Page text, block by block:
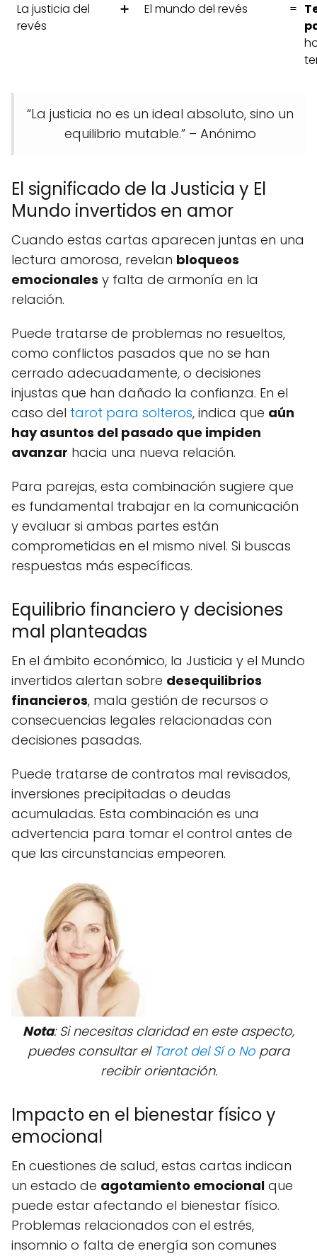
La justicia del
revés
➕ El mundo del revés =
“La justicia no es un ideal absoluto, sino un
equilibrio mutable.” – Anónimo
El significado de la Justicia y El
Mundo invertidos en amor
Cuando estas cartas aparecen juntas en una
lectura amorosa, revelan bloqueos
emocionales y falta de armonía en la
relación.
Puede tratarse de problemas no resueltos,
como conflictos pasados que no se han
cerrado adecuadamente, o decisiones
injustas que han dañado la confianza. En el
caso del tarot para solteros, indica que aún
hay asuntos del pasado que impiden
avanzar hacia una nueva relación.
Para parejas, esta combinación sugiere que
es fundamental trabajar en la comunicación
y evaluar si ambas partes están
comprometidas en el mismo nivel. Si buscas
respuestas más específicas.
Equilibrio financiero y decisiones
mal planteadas
En el ámbito económico, la Justicia y el Mundo
invertidos alertan sobre desequilibrios
financieros, mala gestión de recursos o
consecuencias legales relacionadas con
decisiones pasadas.
Puede tratarse de contratos mal revisados,
inversiones precipitadas o deudas
acumuladas. Esta combinación es una
advertencia para tomar el control antes de
que las circunstancias empeoren.
Nota: Si necesitas claridad en este aspecto,
puedes consultar el Tarot del Sí o No para
recibir orientación.
Impacto en el bienestar físico y
emocional
En cuestiones de salud, estas cartas indican
un estado de agotamiento emocional que
puede estar afectando el bienestar físico.
Problemas relacionados con el estrés,
insomnio o falta de energía son comunes